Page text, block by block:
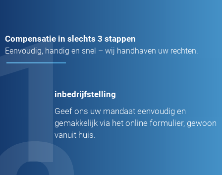
Compensatie in slechts 3 stappen
Eenvoudig, handig en snel – wij handhaven uw rechten.
inbedrijfstelling
Geef ons uw mandaat eenvoudig en
gemakkelijk via het online formulier, gewoon
vanuit huis.